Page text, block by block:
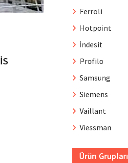
Ferroli
Hotpoint
İndesit
Profilo
Samsung
Siemens
Vaillant
Viessman
Ürün Grupları